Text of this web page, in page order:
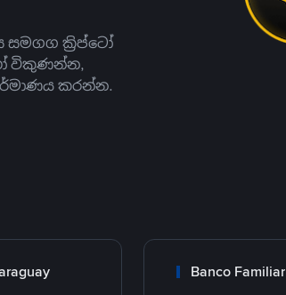
සමගග ක්‍රිප්ටෝ
විකුණන්න,
කරන්න.
Banco Familiar